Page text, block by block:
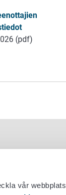
vår
(pdf)